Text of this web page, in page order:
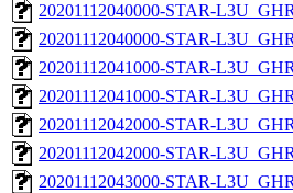
20201112040000-STAR-
20201112040000-STAR-
20201112041000-STAR-
20201112041000-STAR-
20201112042000-STAR-
20201112042000-STAR-
20201112043000-STAR-